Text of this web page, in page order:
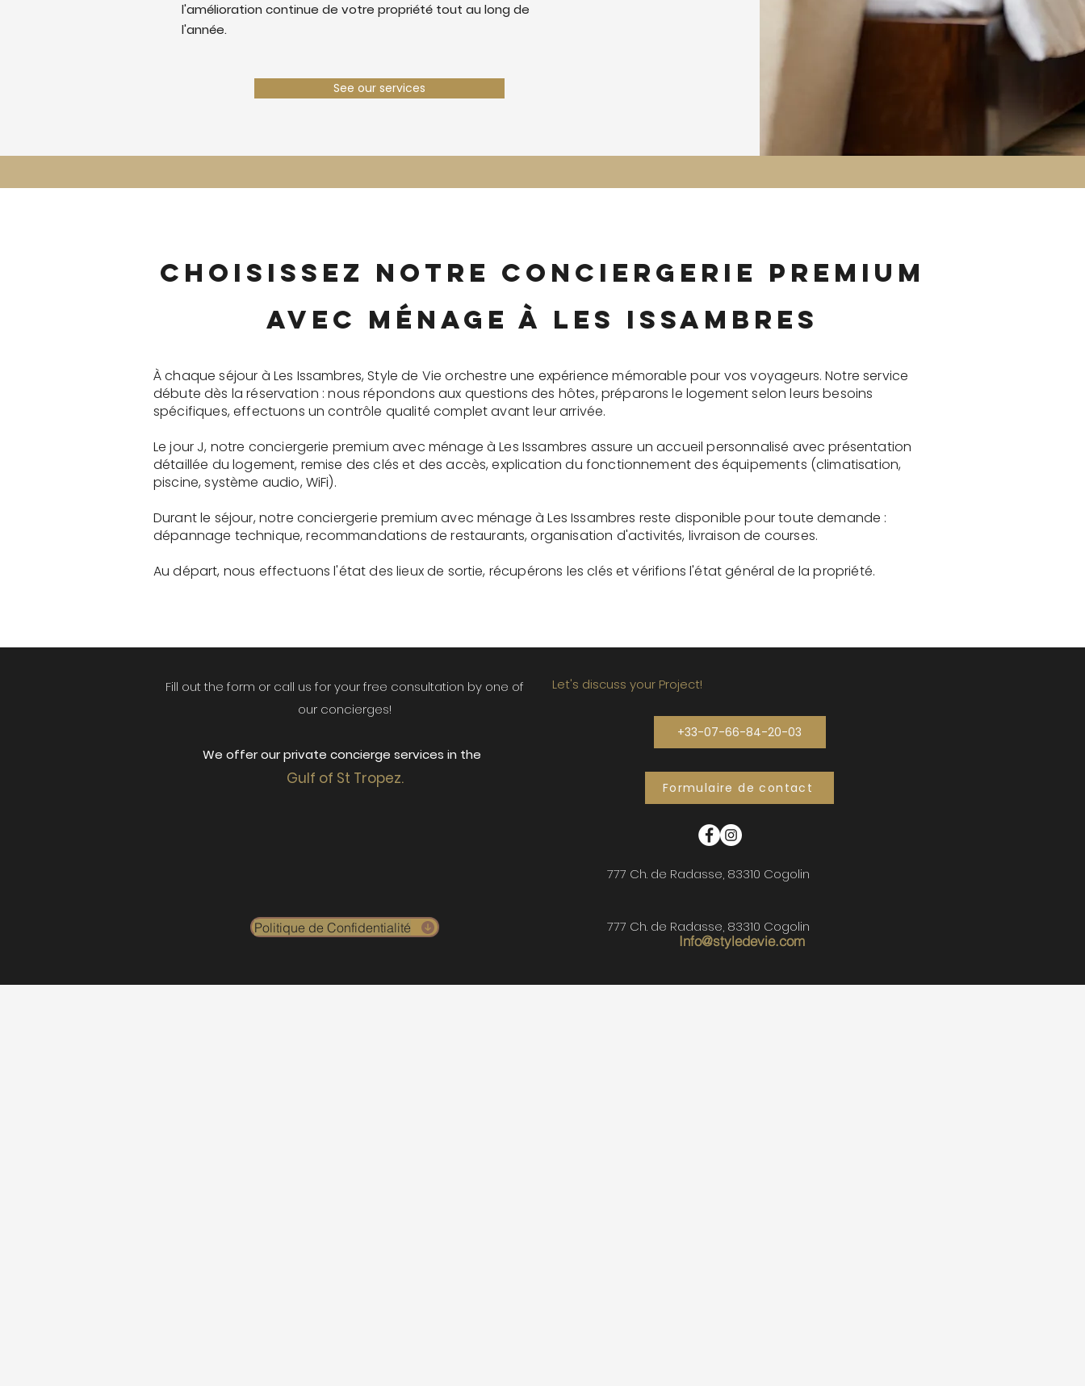
l'amélioration continue de votre propriété tout au long de
l'année.
See our services
Choisissez notre conciergerie premium
avec ménage à Les Issambres
À chaque séjour à Les Issambres, Style de Vie orchestre une expérience mémorable pour vos voyageurs. Notre service
débute dès la réservation : nous répondons aux questions des hôtes, préparons le logement selon leurs besoins
spécifiques, effectuons un contrôle qualité complet avant leur arrivée.
Le jour J, notre conciergerie premium avec ménage à Les Issambres assure un accueil personnalisé avec présentation
détaillée du logement, remise des clés et des accès, explication du fonctionnement des équipements (climatisation,
piscine, système audio, WiFi).
Durant le séjour, notre conciergerie premium avec ménage à Les Issambres reste disponible pour toute demande :
dépannage technique, recommandations de restaurants, organisation d'activités, livraison de courses.
Au départ, nous effectuons l'état des lieux de sortie, récupérons les clés et vérifions l'état général de la propriété.
Fill out the form or call us for your free consultation by one of
our concierges!
We offer our private concierge services in the
Gulf of St Tropez.
Politique de Confidentialité
Let's discuss your Project!
+33-07-66-84-20-03
Formulaire de contact
777 Ch. de Radasse, 83310 Cogolin
Info@styledevie.com
777 Ch. de Radasse, 83310 Cogolin